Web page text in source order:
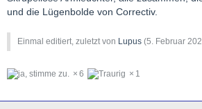
und die Lügenbolde von Correctiv.
Einmal editiert, zuletzt von Lupus (5. Februar
6 1